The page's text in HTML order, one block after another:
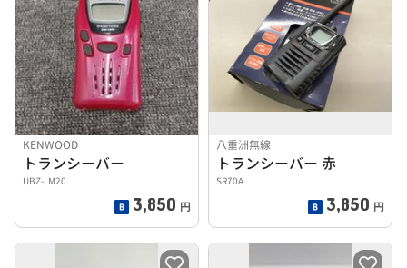
KENWOOD
トランシーバー
UBZ-LM20
3,850 円
八重洲無線
トランシーバー 赤
SR70A
3,850 円